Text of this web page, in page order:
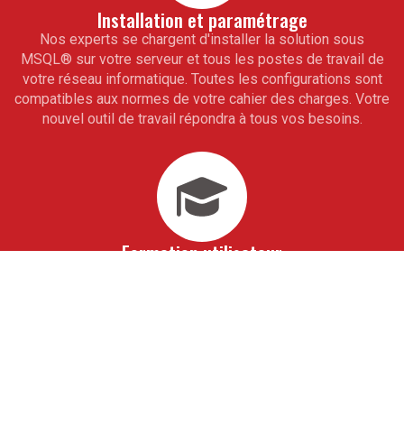
Installation et paramétrage
Nos experts se chargent d'installer la solution sous
MSQL® sur votre serveur et tous les postes de travail de
votre réseau informatique. Toutes les configurations sont
compatibles aux normes de votre cahier des charges. Votre
nouvel outil de travail répondra à tous vos besoins.
Formation utilisateur